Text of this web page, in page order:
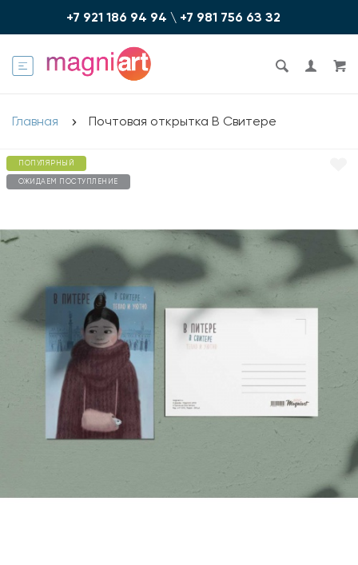
+7 921 186 94 94 \ +7 981 756 6З З2
Главная Почтовая открытка В Свитере
ПОПУЛЯРНЫЙ
ОЖИДАЕМ ПОСТУПЛЕНИЕ